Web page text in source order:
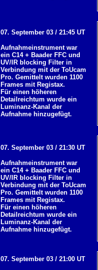
07. September 03 / 21:45 UT
Aufnahmeinstrument war
ein C14 + Baader FFC und
UV/IR blocking Filter in
Verbindung mit der ToUcam
Pro. Gemittelt wurden 1100
Frames mit Registax.
Für einen höheren
Detailreichtum wurde ein
Luminanz-Kanal der
Aufnahme hinzugefügt.
07. September 03 / 21:30 UT
Aufnahmeinstrument war
ein C14 + Baader FFC und
UV/IR blocking Filter in
Verbindung mit der ToUcam
Pro. Gemittelt wurden 1100
Frames mit Registax.
Für einen höheren
Detailreichtum wurde ein
Luminanz-Kanal der
Aufnahme hinzugefügt.
07. September 03 / 21:00 UT